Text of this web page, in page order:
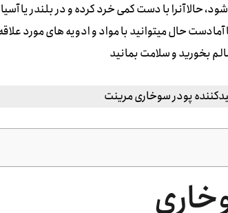
حالا آنرا با دست کمی خرد کرده و در بلندر یا
حال میتوانید با مواد و ادویه های مورد
بخورید و سلامت بمانید